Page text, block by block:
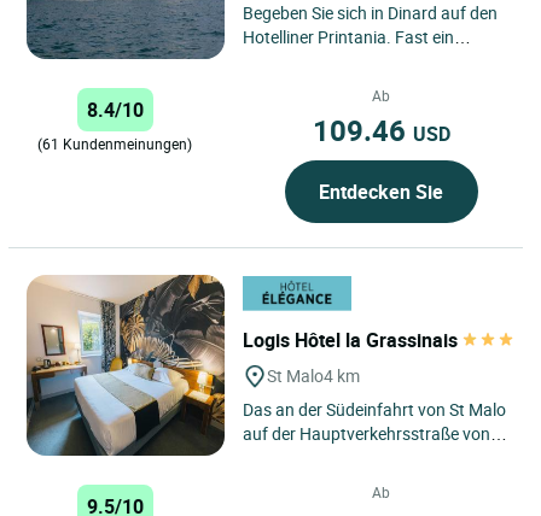
Begeben Sie sich in Dinard auf den
Hotelliner Printania. Fast ein
Diensten, seit 1925...
8.4/10
(61 Kundenmeinungen)
Ab
109.46 USD
Entdecken Sie
Logis Hôtel la Grassinais
St Malo4 km
Das an der Südeinfahrt von St Malo
auf der Hauptverkehrsstraße von
Grassinais ist eine...
9.5/10
Ab